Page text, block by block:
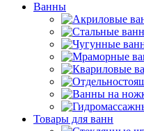
Ванны
Товары для ванн